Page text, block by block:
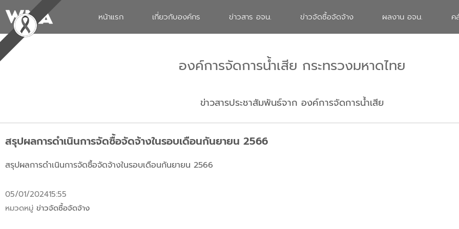
หน้าแรก เกี่ยวกับองค์กร ข่าวสาร อจน. ข่าวจัดซื้อจัดจ้าง ผลงาน อจน. ค
องค์การจัดการน้ำเสีย กระทรวงมหาดไทย
ข่าวสารประชาสัมพันธ์จาก องค์การจัดการน้ำเสีย
สรุปผลการดำเนินการจัดซื้อจัดจ้างในรอบเดือนกันยายน 2566
สรุปผลการดำเนินการจัดซื้อจัดจ้างในรอบเดือนกันยายน 2566
05/01/202415:55
หมวดหมู่ ข่าวจัดซื้อจัดจ้าง